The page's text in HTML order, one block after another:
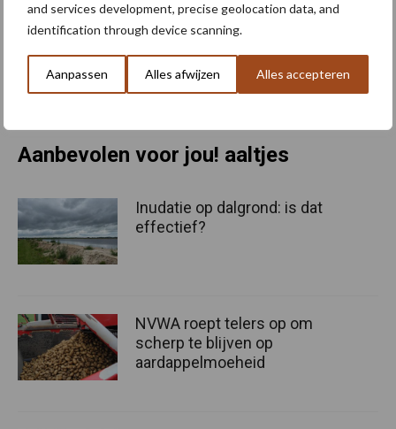
and services development, precise geolocation data, and
identification through device scanning.
Aanpassen Alles afwijzen Alles accepteren
aardappelmoeheid in de akkerbouw. Dit heeft geleid tot een
brochure over vooral de ontwikkeling van nieuwe virulente
populaties die op 21 november 2023 in een symposium in Nijkerk
wereldkundig is gemaakt.
Aanbevolen voor jou! aaltjes
Inudatie op dalgrond: is dat
effectief?
NVWA roept telers op om
scherp te blijven op
aardappelmoeheid